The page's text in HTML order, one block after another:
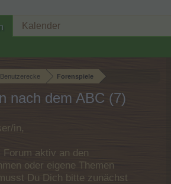
Benutzerecke Forenspiele
nach dem ABC (7)
in,
aktiv an den
oder eigene Themen
Du Dich bitte zunächst
Kalender